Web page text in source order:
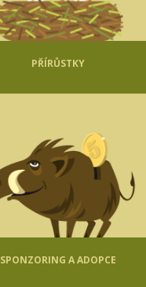
PŘÍRŮSTKY
SPONZORING A ADOPCE